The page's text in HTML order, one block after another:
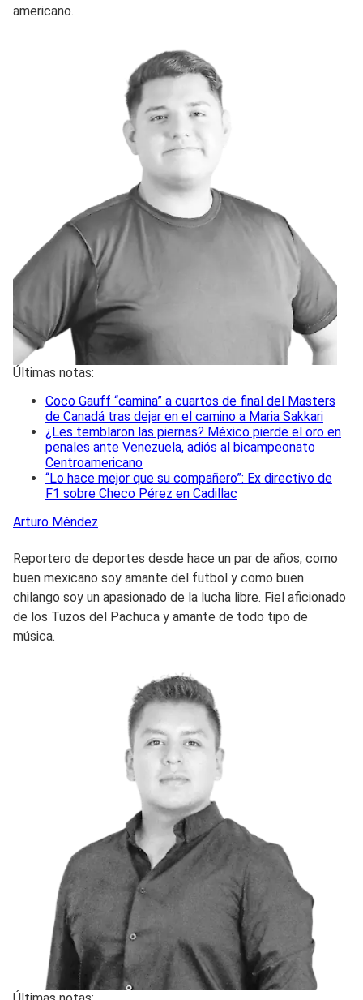
americano.
Últimas notas:
Coco Gauff “camina” a cuartos de final del Masters
de Canadá tras dejar en el camino a Maria Sakkari
¿Les temblaron las piernas? México pierde el oro en
penales ante Venezuela, adiós al bicampeonato
Centroamericano
“Lo hace mejor que su compañero”: Ex directivo de
F1 sobre Checo Pérez en Cadillac
Arturo Méndez
Reportero de deportes desde hace un par de años, como
buen mexicano soy amante del futbol y como buen
chilango soy un apasionado de la lucha libre. Fiel aficionado
de los Tuzos del Pachuca y amante de todo tipo de
música.